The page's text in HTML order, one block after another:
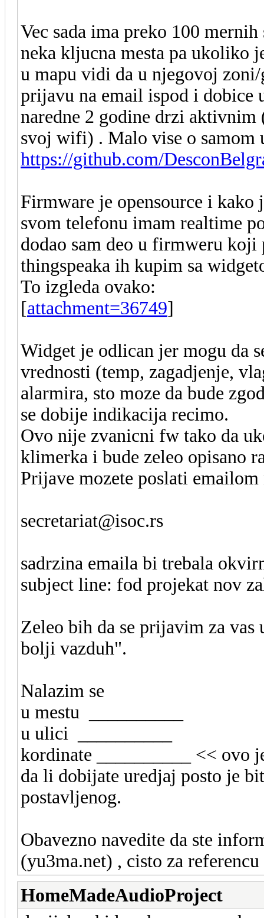
Vec sada ima preko 100
neka kljucna mesta pa ukoliko
u mapu vidi da u njegovoj
prijavu na email ispod i dobice
naredne 2 godine drzi aktivnim
svoj wifi) . Malo vise o samom
https://github.com/
Firmware je opensource i
svom telefonu imam realtime
dodao sam deo u firmweru koji
thingspeaka ih kupim sa
To izgleda ovako:
[attachment=36749]
Widget je odlican jer mogu da
vrednosti (temp, zagadjenje,
alarmira, sto moze da bude
se dobije indikacija recimo.
Ovo nije zvanicni fw tako da
klimerka i bude zeleo opisano
Prijave mozete poslati emailom
secretariat@isoc.rs
sadrzina emaila bi trebala
subject line: fod projekat nov
Zeleo bih da se prijavim za
bolji vazduh".
Nalazim se
u mestu __________
u ulici __________
kordinate __________ <<
da li dobijate uredjaj posto je
postavljenog.
Obavezno navedite da ste
(yu3ma.net) , cisto za
HomeMadeAudioProject